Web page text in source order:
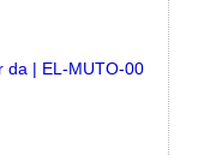
da | EL-MUTO-00